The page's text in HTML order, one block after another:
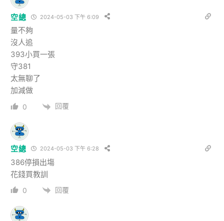
空總 2024-05-03 下午 6:09
量不夠
沒人追
393小買一張
守381
太無聊了
加減做
0 回覆
空總 2024-05-03 下午 6:28
386停損出塲
花錢買教訓
0 回覆